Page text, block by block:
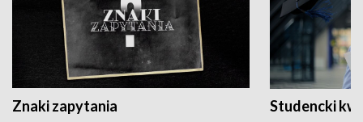
Znaki zapytania Studencki